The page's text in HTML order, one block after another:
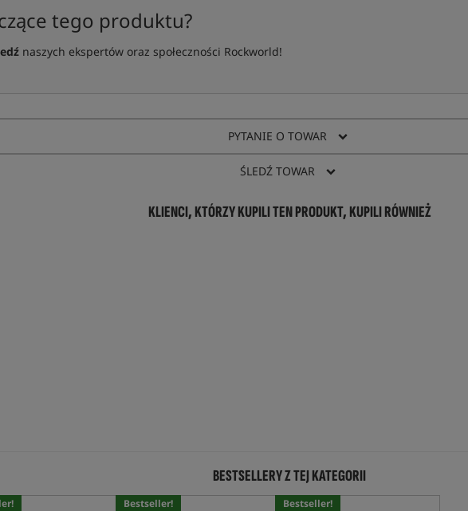
tego produktu?
naszych ekspertów oraz społeczności Rockworld!
PYTANIE O TOWAR
ŚLEDŹ TOWAR
KLIENCI, KTÓRZY KUPILI TEN PRODUKT, KUPILI RÓWNIEŻ
BESTSELLERY Z TEJ KATEGORII
Bestseller! Bestseller!